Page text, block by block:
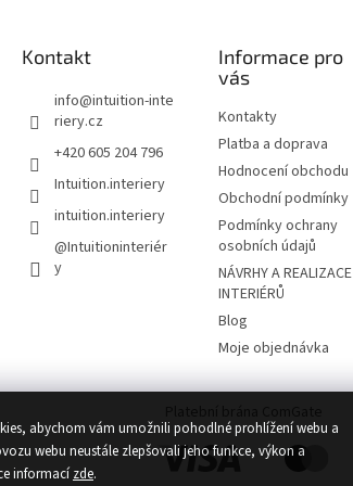
abychom vám umožnili pohodlné prohlížení webu a
webu neustále zlepšovali jeho funkce, výkon a
informacízde.
Kontakt
info@intuition-inte
riery.cz
+420 605 204 796
Intuition.interiery
intuition.interiery
@Intuitioninteriér
y
Informace pro
vás
Kontakty
Platba a doprava
Hodnocení obchodu
Obchodní podmínky
Podmínky ochrany
osobních údajů
NÁVRHY A REALIZACE
INTERIÉRŮ
Blog
Moje objednávka